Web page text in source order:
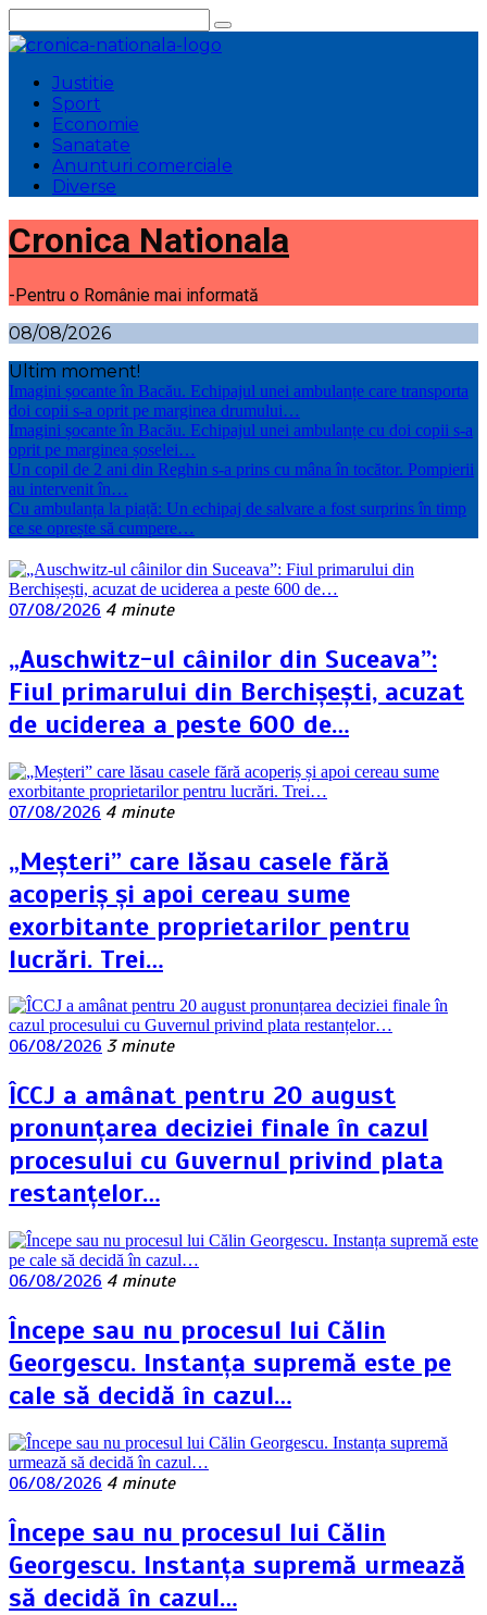
la
conținut
Justitie
Sport
Economie
Sanatate
Anunturi comerciale
Diverse
Cronica Nationala
-Pentru o Românie mai informată
08/08/2026
Ultim moment!
Imagini șocante în Bacău. Echipajul unei ambulanțe care transporta
doi copii s-a oprit pe marginea drumului…
Imagini șocante în Bacău. Echipajul unei ambulanțe cu doi copii s-a
oprit pe marginea șoselei…
Un copil de 2 ani din Reghin s-a prins cu mâna în tocător. Pompierii
au intervenit în…
Cu ambulanța la piață: Un echipaj de salvare a fost surprins în timp
ce se oprește să cumpere…
07/08/2026 4 minute
„Auschwitz-ul câinilor din Suceava”:
Fiul primarului din Berchișești, acuzat
de uciderea a peste 600 de…
07/08/2026 4 minute
„Meșteri” care lăsau casele fără
acoperiș și apoi cereau sume
exorbitante proprietarilor pentru
lucrări. Trei…
06/08/2026 3 minute
ÎCCJ a amânat pentru 20 august
pronunțarea deciziei finale în cazul
procesului cu Guvernul privind plata
restanțelor…
06/08/2026 4 minute
Începe sau nu procesul lui Călin
Georgescu. Instanța supremă este pe
cale să decidă în cazul…
06/08/2026 4 minute
Începe sau nu procesul lui Călin
Georgescu. Instanța supremă urmează
să decidă în cazul…